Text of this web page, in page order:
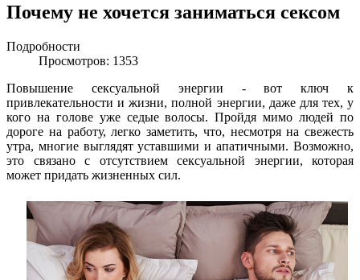
Почему не хочется заниматься сексом
Подробности
Просмотров: 1353
Повышение сексуальной энергии - вот ключ к
привлекательности и жизни, полной энергии, даже для тех, у
кого на голове уже седые волосы. Пройдя мимо людей по
дороге на работу, легко заметить, что, несмотря на свежесть
утра, многие выглядят уставшими и апатичными. Возможно,
это связано с отсутствием сексуальной энергии, которая
может придать жизненных сил.